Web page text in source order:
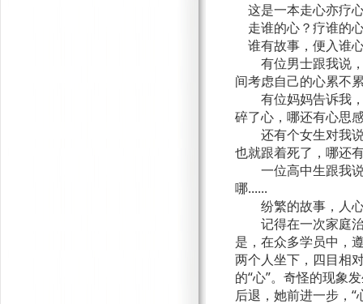
这是一本走心亦疗
走谁的心？疗谁的
谁有故事，便入谁
有位男士跟我说
间考虑自己的心累不
有位妈妈告诉我
碎了心，哪还有心思
还有个女生对我
也就跟着死了，哪还
一位高中生跟我
哪......
纷繁的故事，人
记得在一次家庭
是，在众多学员中，
两个人坐下，四目相
的“心”。奇怪的现象
后退，她前进一步，